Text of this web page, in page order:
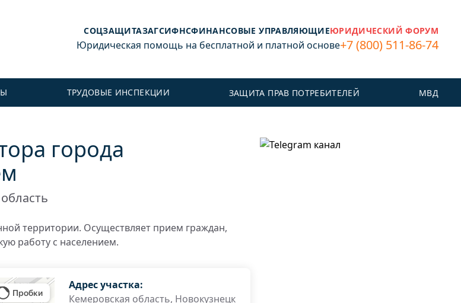
СОЦЗАЩИТАЗАГСИФНСФИНАНСОВЫЕ УПРАВЛЯЮЩИЕЮРИДИЧЕСКИЙ ФОРУМ
Юридическая помощь на бесплатной и платной основе+7 (800) 511-86-74
ТРУДОВЫЕ ИНСПЕКЦИИ ЗАЩИТА ПРАВ ПОТРЕБИТЕЛЕЙ МВД
города
территории. Осуществляет прием граждан,
работу с населением.
Адрес участка:
Кемеровская область, Новокузнецк